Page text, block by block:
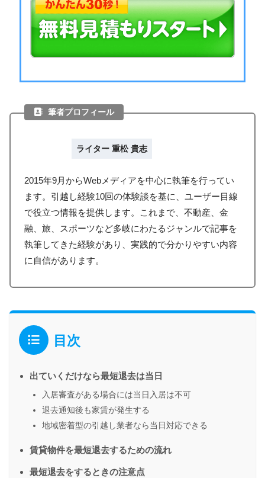
筆者プロフィール
ライター 重松 貴志
2015年9月からWebメディアを中心に執筆を行ってい
ます。引越し経験10回の体験談を基に、ユーザー目線
で役立つ情報を提供します。これまで、不動産、金
融、旅、スポーツなど多岐にわたるジャンルで記事を
執筆してきた経験があり、実践的で分かりやすい内容
に自信があります。
目次
出ていくだけなら最短退去は当日
入居審査がある場合には当日入居は不可
退去通知後も家賃が発生する
地域密着型の引越し業者なら当日対応できる
賃貸物件を最短退去するための流れ
最短退去をするときの注意点